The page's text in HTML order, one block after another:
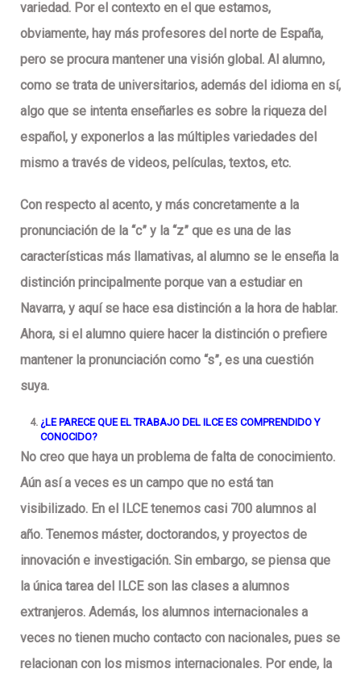
variedad. Por el contexto en el que estamos,
obviamente, hay más profesores del norte de España,
pero se procura mantener una visión global. Al alumno,
como se trata de universitarios, además del idioma en sí,
algo que se intenta enseñarles es sobre la riqueza del
español, y exponerlos a las múltiples variedades del
mismo a través de videos, películas, textos, etc.
Con respecto al acento, y más concretamente a la
pronunciación de la “c” y la “z” que es una de las
características más llamativas, al alumno se le enseña la
distinción principalmente porque van a estudiar en
Navarra, y aquí se hace esa distinción a la hora de hablar.
Ahora, si el alumno quiere hacer la distinción o prefiere
mantener la pronunciación como “s”, es una cuestión
suya.
¿LE PARECE QUE EL TRABAJO DEL ILCE ES COMPRENDIDO Y
CONOCIDO?
No creo que haya un problema de falta de conocimiento.
Aún así a veces es un campo que no está tan
visibilizado. En el ILCE tenemos casi 700 alumnos al
año. Tenemos máster, doctorandos, y proyectos de
innovación e investigación. Sin embargo, se piensa que
la única tarea del ILCE son las clases a alumnos
extranjeros. Además, los alumnos internacionales a
veces no tienen mucho contacto con nacionales, pues se
relacionan con los mismos internacionales. Por ende, la